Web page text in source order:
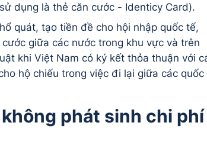
dụng là thẻ căn cước - Identicy Card).
quát, tạo tiền đề cho hội nhập quốc tế,
giữa các nước trong khu vực và trên
khi Việt Nam có ký kết thỏa thuận với
hộ chiếu trong việc đi lại giữa các quốc
phát sinh chi phí